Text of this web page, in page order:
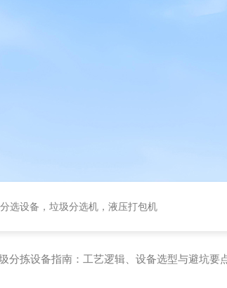
选设备，垃圾分选机，液压打包机
分拣设备指南：工艺逻辑、设备选型与避坑要